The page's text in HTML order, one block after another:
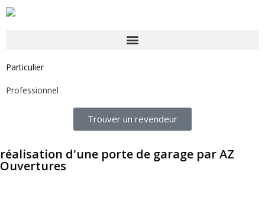
Particulier
Professionnel
Trouver un revendeur
réalisation d'une porte de garage par AZ
Ouvertures